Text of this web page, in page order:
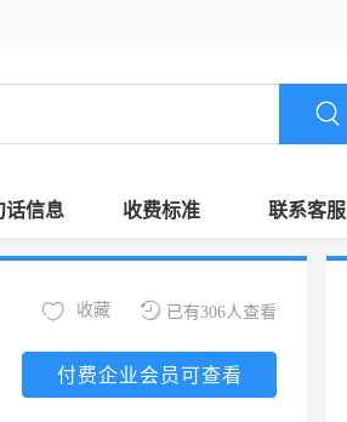
话信息 收费标准 联系客服
已有306人查看
收藏
付费企业会员可查看